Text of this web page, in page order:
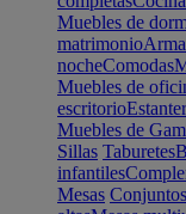
Muebles de
matrimonio
nocheComodas
Muebles de
escritorio
Muebles de
Sillas Taburetes
infantiles
Mesas